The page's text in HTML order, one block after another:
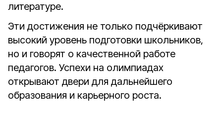
литературе.
Эти достижения не только подчёркивают
высокий уровень подготовки школьников,
но и говорят о качественной работе
педагогов. Успехи на олимпиадах
открывают двери для дальнейшего
образования и карьерного роста.